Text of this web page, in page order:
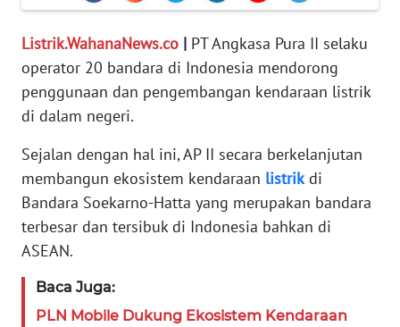
Listrik.WahanaNews.co | PT Angkasa Pura II selaku
operator 20 bandara di Indonesia mendorong
penggunaan dan pengembangan kendaraan listrik
di dalam negeri.
Sejalan dengan hal ini, AP II secara berkelanjutan
membangun ekosistem kendaraan listrikdi
Bandara Soekarno-Hatta yang merupakan bandara
terbesar dan tersibuk di Indonesia bahkan di
ASEAN.
Baca Juga:
PLN Mobile Dukung Ekosistem Kendaraan
TENTANG
KAMI
MEDIA
SIBER
REDAKSI
DISCLAIMER